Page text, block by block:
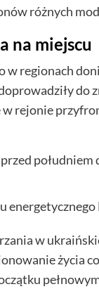
różnych
na miejscu
regionach
do
rejonie
w
życia